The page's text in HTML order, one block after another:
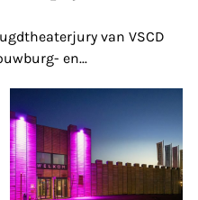
van VSCD
en...